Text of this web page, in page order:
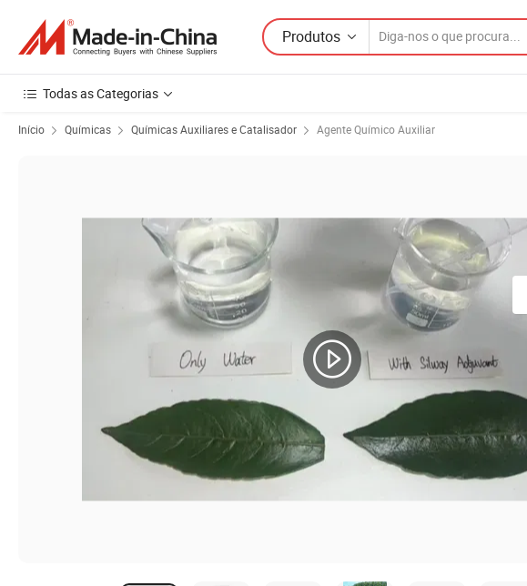
Produtos
Todas as Categorias
Início Químicas Químicas Auxiliares e Catalisador Agente Químico Auxiliar